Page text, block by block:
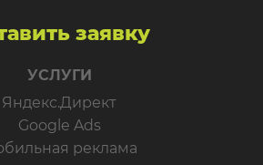
заявку
УСЛУГИ
Яндекс.Директ
Google Ads
реклама